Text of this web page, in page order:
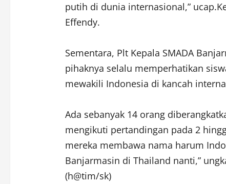
putih di dunia internasional,”
Effendy.
Sementara, Plt Kepala SMADA
pihaknya selalu memperhatikan
mewakili Indonesia di kancah
Ada sebanyak 14 orang
mengikuti pertandingan pada 2
mereka membawa nama harum
Banjarmasin di Thailand nanti,”
(h@tim/sk)